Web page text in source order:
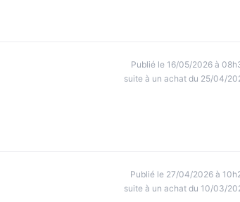
Publié le 16/05/2026 à
suite à un achat du 25/04/
Publié le 27/04/2026 à
suite à un achat du 10/03/